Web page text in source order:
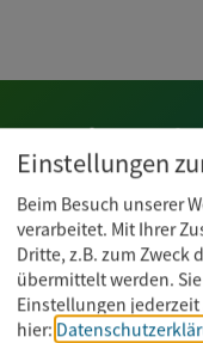
Newsletter
E-Mail*
Einstellungen
Beim Besuch unserer
verarbeitet. Mit Ihrer
Dritte, z.B. zum Zweck
übermittelt werden.
Einstellungen
hier: